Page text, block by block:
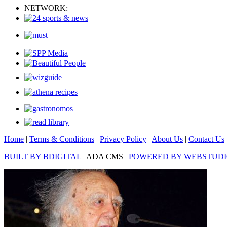
NETWORK:
Home | Terms & Conditions | Privacy Policy | About Us | Contact Us
BUILT BY BDIGITAL | ADA CMS | POWERED BY